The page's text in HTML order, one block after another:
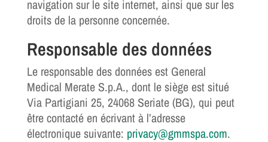
navigation sur le site internet, ainsi que sur les
droits de la personne concernée.
Responsable des données
Le responsable des données est General
Medical Merate S.p.A., dont le siège est situé
Via Partigiani 25, 24068 Seriate (BG), qui peut
être contacté en écrivant à l’adresse
électronique suivante: privacy@gmmspa.com.